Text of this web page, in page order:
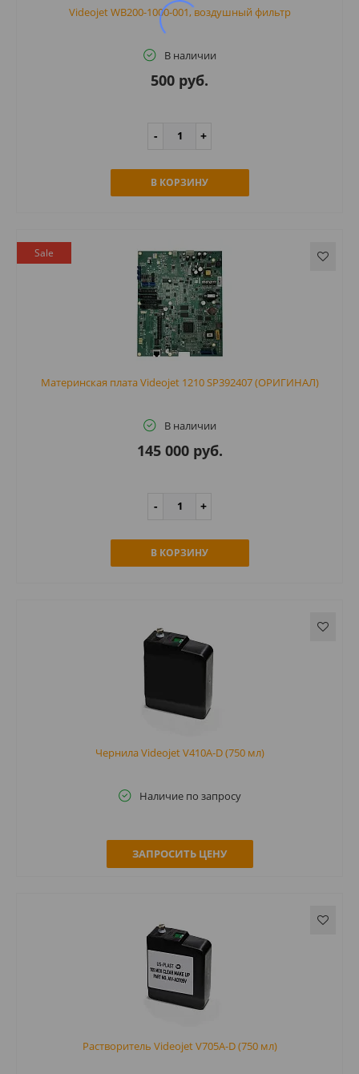
Videojet WB200-1000-001, воздушный фильтр
В наличии
500 руб.
В КОРЗИНУ
Sale
Материнская плата Videojet 1210 SP392407 (ОРИГИНАЛ)
В наличии
145 000 руб.
В КОРЗИНУ
Чернила Videojet V410A-D (750 мл)
Наличие по запросу
ЗАПРОСИТЬ ЦЕНУ
Растворитель Videojet V705A-D (750 мл)